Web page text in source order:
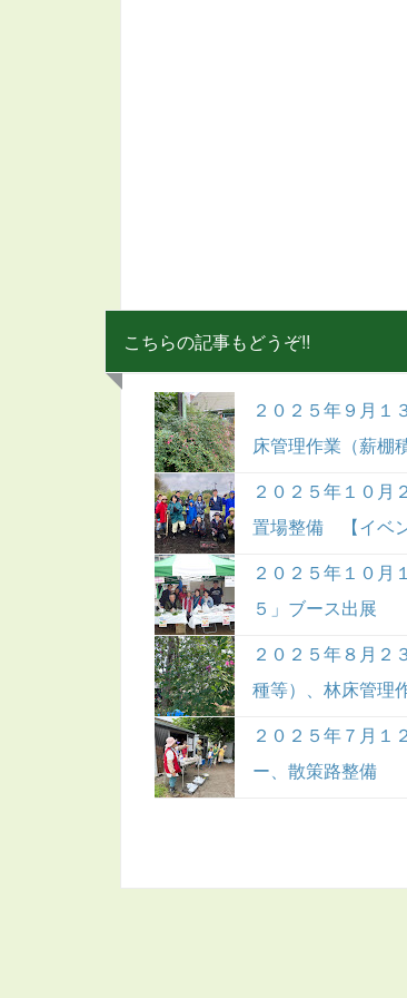
こちらの記事もどうぞ!!
２０２５年９月１
床管理作業（薪棚
２０２５年１０
置場整備 【イベ
２０２５年１０月
５」ブース出展
２０２５年８月２
種等）、林床管理
２０２５年７月
ー、散策路整備